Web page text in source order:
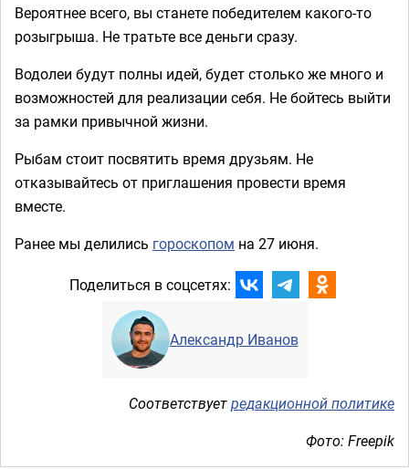
Вероятнее всего, вы станете победителем какого-то
розыгрыша. Не тратьте все деньги сразу.
Водолеи будут полны идей, будет столько же много и
возможностей для реализации себя. Не бойтесь выйти
за рамки привычной жизни.
Рыбам стоит посвятить время друзьям. Не
отказывайтесь от приглашения провести время
вместе.
Ранее мы делились гороскопом на 27 июня.
Поделиться в соцсетях:
Александр Иванов
Соответствуетредакционной политике
Фото: Freepik